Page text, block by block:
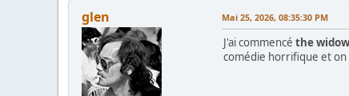
glen Mai 25, 2026, 08:35:30 PM
J'ai commencé the
comédie horrifique et on